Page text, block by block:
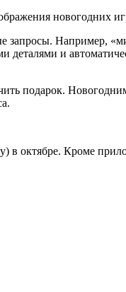
Например,
и
подарок.
октябре. Кроме